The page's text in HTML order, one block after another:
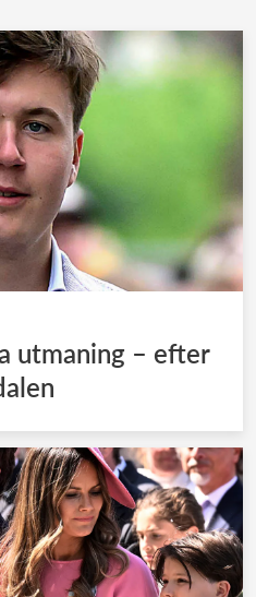
utmaning – efter